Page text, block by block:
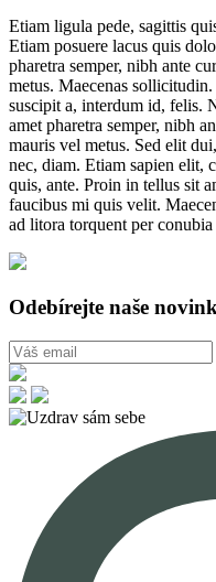
Etiam ligula pede, sagittis
Etiam posuere lacus quis
pharetra semper, nibh ante
metus. Maecenas
suscipit a, interdum id, felis.
amet pharetra semper, nibh
mauris vel metus. Sed elit
nec, diam. Etiam sapien elit,
quis, ante. Proin in tellus sit
faucibus mi quis velit.
ad litora torquent per
Odebírejte naše